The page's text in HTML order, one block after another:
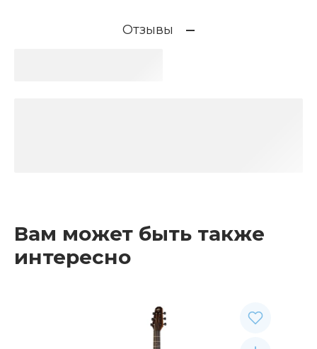
Отзывы
Вам может быть также
интересно